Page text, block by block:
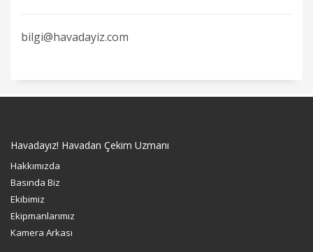
bilgi@havadayiz.com
Havadayız! Havadan Çekim Uzmanı
Hakkımızda
Basında Biz
Ekibimiz
Ekipmanlarımız
Kamera Arkası